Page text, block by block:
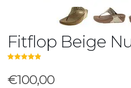
Fitflop Beige
€100,00